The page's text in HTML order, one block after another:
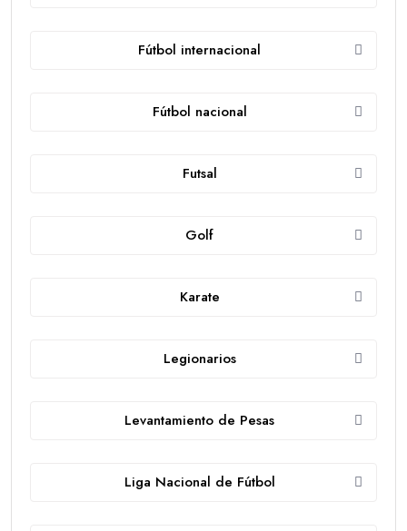
Fútbol internacional
Fútbol nacional
Futsal
Golf
Karate
Legionarios
Levantamiento de Pesas
Liga Nacional de Fútbol